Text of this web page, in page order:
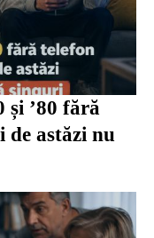
și ’80 fără
de astăzi nu